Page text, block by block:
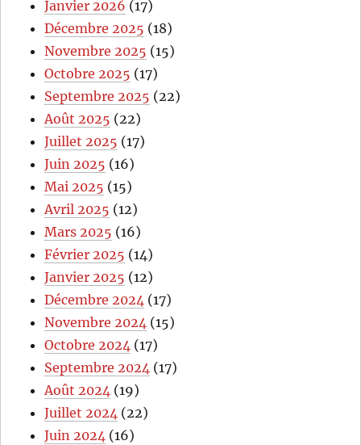
Janvier 2026 (17)
Décembre 2025 (18)
Novembre 2025 (15)
Octobre 2025 (17)
Septembre 2025 (22)
Août 2025 (22)
Juillet 2025 (17)
Juin 2025 (16)
Mai 2025 (15)
Avril 2025 (12)
Mars 2025 (16)
Février 2025 (14)
Janvier 2025 (12)
Décembre 2024 (17)
Novembre 2024 (15)
Octobre 2024 (17)
Septembre 2024 (17)
Août 2024 (19)
Juillet 2024 (22)
Juin 2024 (16)